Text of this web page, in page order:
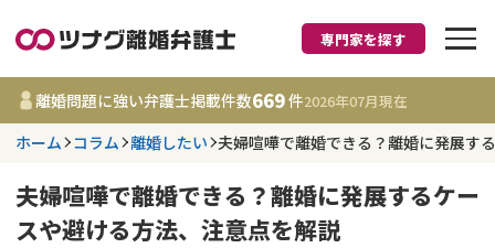
離婚に強い弁護士
都道府県を選択
事務所 669
更新日 :2026年07月31日
専門家を探す
離婚問題に強い弁護士掲載件数669件2026年07月現在
ホーム コラム 離婚したい 夫婦喧嘩で離婚できる？離婚に発展す
夫婦喧嘩で離婚できる？離婚に発展するケー
スや避ける方法、注意点を解説